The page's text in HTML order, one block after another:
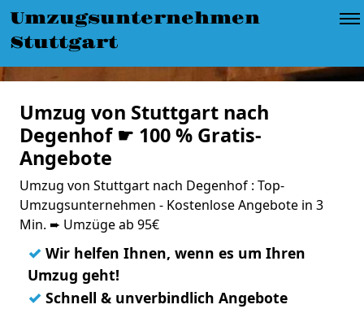
Umzugsunternehmen
Stuttgart
Umzug von Stuttgart nach
Degenhof ☛ 100 % Gratis-
Angebote
Umzug von Stuttgart nach Degenhof : Top-
Umzugsunternehmen - Kostenlose Angebote in 3
Min. ➨ Umzüge ab 95€
✓ Wir helfen Ihnen, wenn es um Ihren
Umzug geht!
✓ Schnell & unverbindlich Angebote